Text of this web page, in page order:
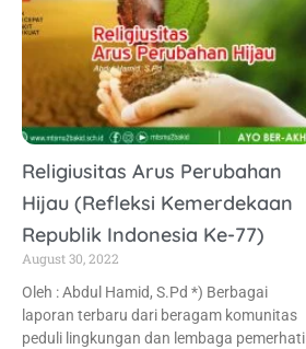
Religiusitas Arus Perubahan
Hijau (Refleksi Kemerdekaan
Republik Indonesia Ke-77)
August 30, 2022
Oleh : Abdul Hamid, S.Pd *) Berbagai
laporan terbaru dari beragam komunitas
peduli lingkungan dan lembaga pemerhati